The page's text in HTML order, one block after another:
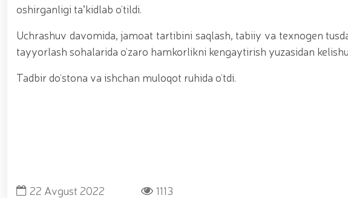
oshirganligi taʼkidlab o‘tildi.
Uchrashuv davomida, jamoat tartibini saqlash, tabiiy va texnogen
tayyorlash sohalarida o‘zaro hamkorlikni kengaytirish yuzasidan
Tadbir do‘stona va ishchan muloqot ruhida o‘tdi.
22 Avgust 2022 1113